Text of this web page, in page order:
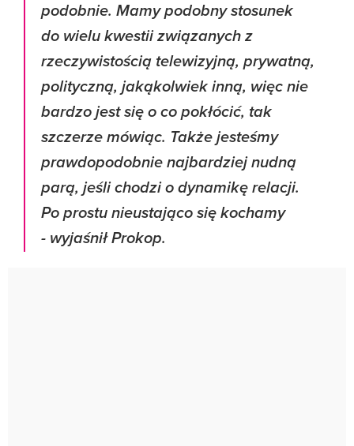
podobnie. Mamy podobny stosunek
do wielu kwestii związanych z
rzeczywistością telewizyjną, prywatną,
polityczną, jakąkolwiek inną, więc nie
bardzo jest się o co pokłócić, tak
szczerze mówiąc. Także jesteśmy
prawdopodobnie najbardziej nudną
parą, jeśli chodzi o dynamikę relacji.
Po prostu nieustająco się kochamy
- wyjaśnił Prokop.